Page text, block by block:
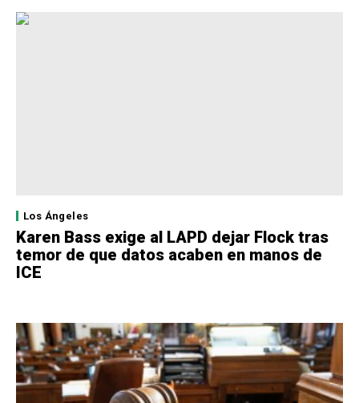
Los Ángeles
Karen Bass exige al LAPD dejar Flock tras
temor de que datos acaben en manos de
ICE